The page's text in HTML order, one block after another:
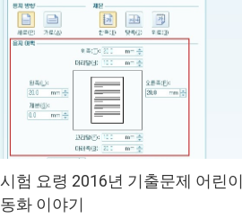
시험 요령 2016년 기출문제 어린이
동화 이야기